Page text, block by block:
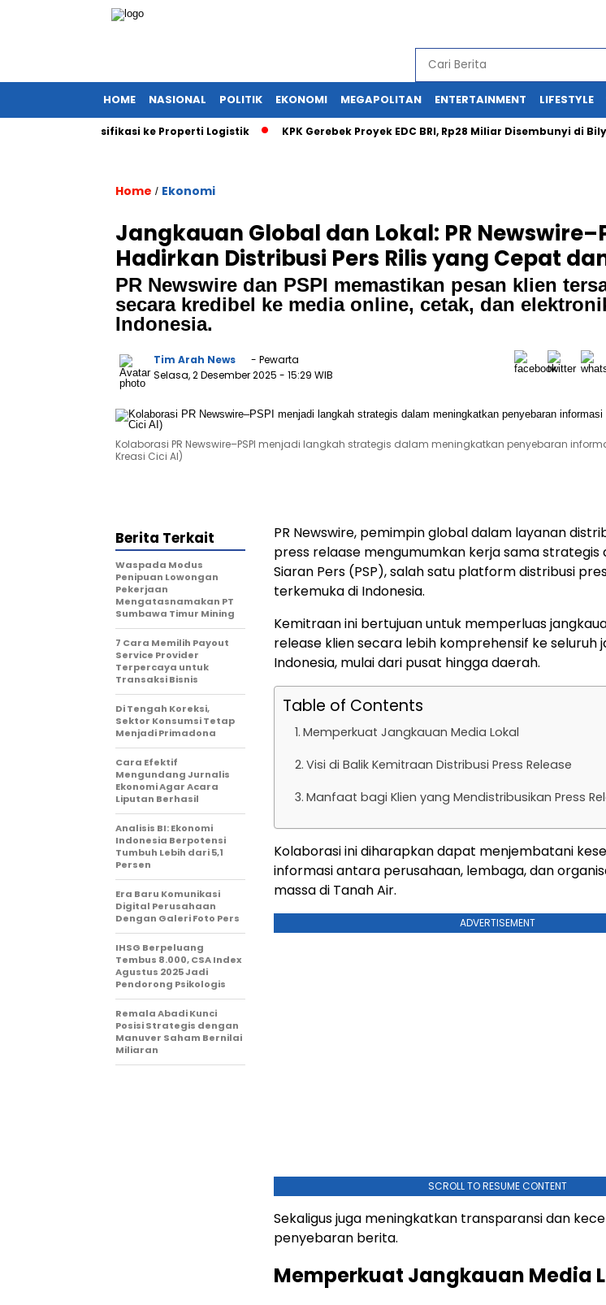
HOME NASIONAL POLITIK EKONOMI MEGAPOLITAN ENTERTAINMENT LIFESTYLE
Diversifikasi ke Properti Logistik KPK Gerebek Proyek EDC BRI, Rp28 Miliar Disembunyi di Bilyet!
Home / Ekonomi
Jangkauan Global dan Lokal: PR
Hadirkan Distribusi Pers Rilis yang Cepat
PR Newswire dan PSPI memastikan pesan klien
secara kredibel ke media online, cetak, dan
Indonesia.
Tim Arah News
- Pewarta
Selasa, 2 Desember 2025 - 15:29 WIB
Kolaborasi PR Newswire–PSPI menjadi langkah strategis dalam meningkatkan penyebaran
Kreasi Cici AI)
PR Newswire, pemimpin global dalam layanan
press relaase mengumumkan kerja sama strategis
Siaran Pers (PSP), salah satu platform distribusi
terkemuka di Indonesia.
Kemitraan ini bertujuan untuk memperluas
release klien secara lebih komprehensif ke seluruh
Indonesia, mulai dari pusat hingga daerah.
Table of Contents
Memperkuat Jangkauan Media Lokal
Visi di Balik Kemitraan Distribusi Press Release
Manfaat bagi Klien yang Mendistribusikan Press
Kolaborasi ini diharapkan dapat menjembatani
informasi antara perusahaan, lembaga, dan
massa di Tanah Air.
ADVERTISEMENT
SCROLL TO RESUME CONTENT
Sekaligus juga meningkatkan transparansi dan
penyebaran berita.
Memperkuat Jangkauan Media
Berita Terkait
Waspada Modus
Penipuan Lowongan
Pekerjaan
Mengatasnamakan PT
Sumbawa Timur Mining
7 Cara Memilih Payout
Service Provider
Terpercaya untuk
Transaksi Bisnis
Di Tengah Koreksi,
Sektor Konsumsi Tetap
Menjadi Primadona
Cara Efektif
Mengundang Jurnalis
Ekonomi Agar Acara
Liputan Berhasil
Analisis BI: Ekonomi
Indonesia Berpotensi
Tumbuh Lebih dari 5,1
Persen
Era Baru Komunikasi
Digital Perusahaan
Dengan Galeri Foto Pers
IHSG Berpeluang
Tembus 8.000, CSA Index
Agustus 2025 Jadi
Pendorong Psikologis
Remala Abadi Kunci
Posisi Strategis dengan
Manuver Saham Bernilai
Miliaran